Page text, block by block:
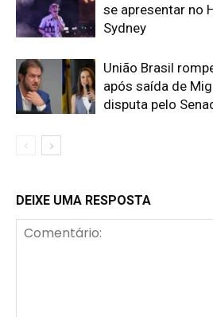
se apresentar no
Sydney
União Brasil
após saída de
disputa pelo
DEIXE UMA RESPOSTA